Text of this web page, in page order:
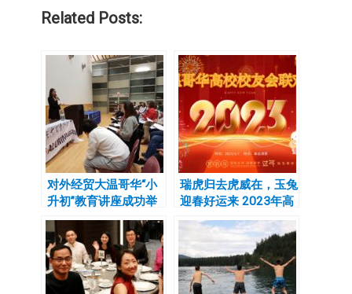
Related Posts:
对外经贸大温哥华“小
升初”教育讲座成功举
办
瑞虎归去虎威在，玉兔
迎春好运来 2023年高
校新春联欢会圆满举行